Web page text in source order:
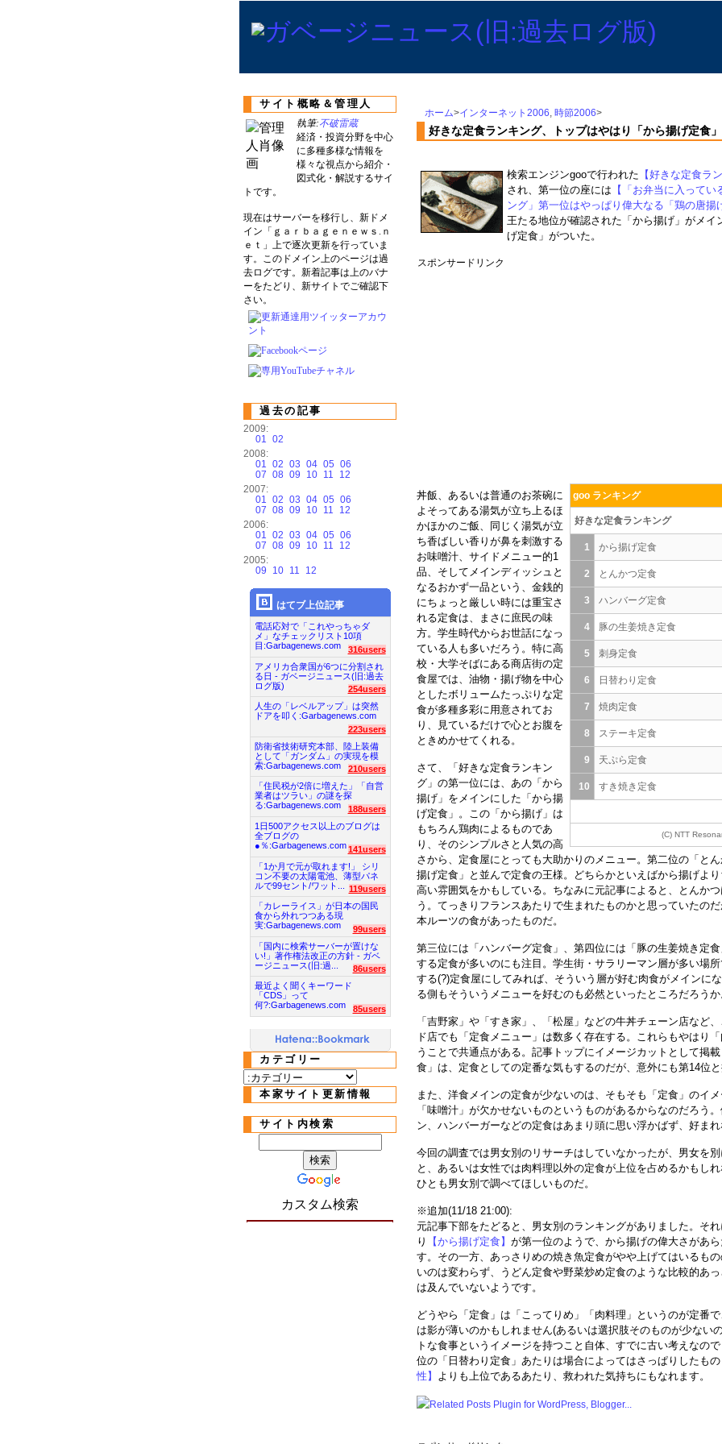
ホーム>インターネット2006, 時節2006>
好きな定食ランキング、トップはやはり「から揚げ定食
検索エンジンgooで行われた 【好きな定食ラ
され、第一位の座には 【「お弁当に入って
ング」第一位はやっぱり偉大なる「鶏の唐揚
王たる地位が確認された「から揚げ」がメイ
げ定食」がついた。
スポンサードリンク
goo ランキング
好きな定食ランキング
1 から揚げ定食
2 とんかつ定食
3 ハンバーグ定食
4 豚の生姜焼き定食
5 刺身定食
6 日替わり定食
7 焼肉定食
8 ステーキ定食
9 天ぷら定食
10 すき焼き定食
(C) NTT
丼飯、あるいは普通のお茶碗に
よそってある湯気が立ち上るほ
かほかのご飯、同じく湯気が立
ち香ばしい香りが鼻を刺激する
お味噌汁、サイドメニュー的1
品、そしてメインディッシュと
なるおかず一品という、金銭的
にちょっと厳しい時には重宝さ
れる定食は、まさに庶民の味
方。学生時代からお世話になっ
ている人も多いだろう。特に高
校・大学そばにある商店街の定
食屋では、油物・揚げ物を中心
としたボリュームたっぷりな定
食が多種多彩に用意されてお
り、見ているだけで心とお腹を
ときめかせてくれる。
さて、「好きな定食ランキン
グ」の第一位には、あの「から
揚げ」をメインにした「から揚
げ定食」。この「から揚げ」は
もちろん鶏肉によるものであ
り、そのシンプルさと人気の高
さから、定食屋にとっても大助かりのメニュー。第二位の「と
揚げ定食」と並んで定食の王様。どちらかといえばから揚げよ
高い雰囲気をかもしている。ちなみに元記事によると、とんか
う。てっきりフランスあたりで生まれたものかと思っていたの
本ルーツの食があったものだ。
第三位には「ハンバーグ定食」、第四位には「豚の生姜焼き定
する定食が多いのにも注目。学生街・サラリーマン層が多い場
する(?)定食屋にしてみれば、そういう層が好む肉食がメインに
る側もそういうメニューを好むのも必然といったところだろうか
「吉野家」や「すき家」、「松屋」などの牛丼チェーン店など
ド店でも「定食メニュー」は数多く存在する。これらもやはり
うことで共通点がある。記事トップにイメージカットとして掲
食」は、定食としての定番な気もするのだが、意外にも第14位と
また、洋食メインの定食が少ないのは、そもそも「定食」のイメ
「味噌汁」が欠かせないものというものがあるからなのだろう
ン、ハンバーガーなどの定食はあまり頭に思い浮かばず、好まれ
今回の調査では男女別のリサーチはしていなかったが、男女を
と、あるいは女性では肉料理以外の定食が上位を占めるかもし
ひとも男女別で調べてほしいものだ。
※追加(11/18 21:00):
元記事下部をたどると、男女別のランキングがありました。そ
り
【から揚げ定食】 が第一位のようで、から揚げの偉大さがあ
す。その一方、あっさりめの焼き魚定食がやや上げてはいるも
いのは変わらず、うどん定食や野菜炒め定食のような比較的あ
は及んでいないようです。
どうやら「定食」は「こってりめ」「肉料理」というのが定番
は影が薄いのかもしれません(あるいは選択肢そのものが少ない
トな食事というイメージを持つこと自体、すでに古い考えなの
位の「日替わり定食」あたりは場合によってはさっぱりしたもの
性】 よりも上位であるあたり、救われた気持ちにもなれます。
サイト概略＆管理人
執筆:不破雷蔵
経済・投資分野を中心
に多種多様な情報を
様々な視点から紹介・
図式化・解説するサイ
トです。
現在はサーバーを移行し、新ドメ
イン「ｇａｒｂａｇｅｎｅｗｓ.ｎ
ｅｔ」上で逐次更新を行っていま
す。このドメイン上のページは過
去ログです。新着記事は上のバナ
ーをたどり、新サイトでご確認下
さい。
過去の記事
2009:
01 02
2008:
01 02 03 04 05 06
07 08 09 10 11
12
2007:
01 02 03 04 05 06
07 08 09 10 11
12
2006:
01 02 03 04 05 06
07 08 09 10 11
12
2005:
09
10 11 12
はてブ上位記事
電話応対で「これやっちゃダ
メ」なチェックリスト10項
目:Garbagenews.com
316users
アメリカ合衆国が6つに分割され
る日 - ガベージニュース(旧:過去
ログ版)
254users
人生の「レベルアップ」は突然
ドアを叩く:Garbagenews.com
223users
防衛省技術研究本部、陸上装備
として「ガンダム」の実現を模
索:Garbagenews.com
210users
「住民税が2倍に増えた」「自営
業者はツラい」の謎を探
る:Garbagenews.com
188users
1日500アクセス以上のブログは
全ブログの
●％:Garbagenews.com 141users
「1か月で元が取れます!」 シリ
コン不要の太陽電池、薄型パネ
ルで99セント/ワット...
119users
「カレーライス」が日本の国民
食から外れつつある現
実:Garbagenews.com
99users
「国内に検索サーバーが置けな
い!」著作権法改正の方針 - ガベ
ージニュース(旧:過...
86users
最近よく聞くキーワード
「CDS」って
何?:Garbagenews.com
85users
カテゴリー
本家サイト更新情報
サイト内検索
カスタム検索